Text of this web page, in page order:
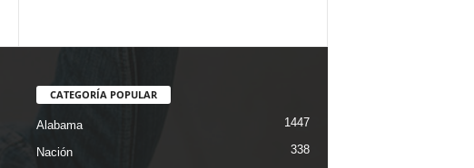
CATEGORÍA POPULAR
Alabama 1447
Nación 338